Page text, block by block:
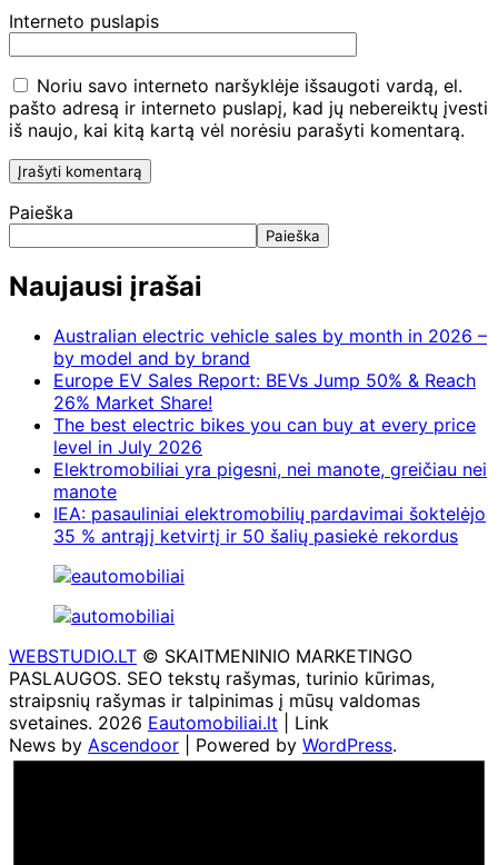
Interneto puslapis
Noriu savo interneto naršyklėje išsaugoti vardą, el.
pašto adresą ir interneto puslapį, kad jų nebereiktų įvesti
iš naujo, kai kitą kartą vėl norėsiu parašyti komentarą.
Paieška
Paieška
Naujausi įrašai
Australian electric vehicle sales by month in 2026 –
by model and by brand
Europe EV Sales Report: BEVs Jump 50% & Reach
26% Market Share!
The best electric bikes you can buy at every price
level in July 2026
Elektromobiliai yra pigesni, nei manote, greičiau nei
manote
IEA: pasauliniai elektromobilių pardavimai šoktelėjo
35 % antrąjį ketvirtį ir 50 šalių pasiekė rekordus
WEBSTUDIO.LT © SKAITMENINIO MARKETINGO
PASLAUGOS. SEO tekstų rašymas, turinio kūrimas,
straipsnių rašymas ir talpinimas į mūsų valdomas
svetaines. 2026 Eautomobiliai.lt | Link
News by Ascendoor | Powered by WordPress.